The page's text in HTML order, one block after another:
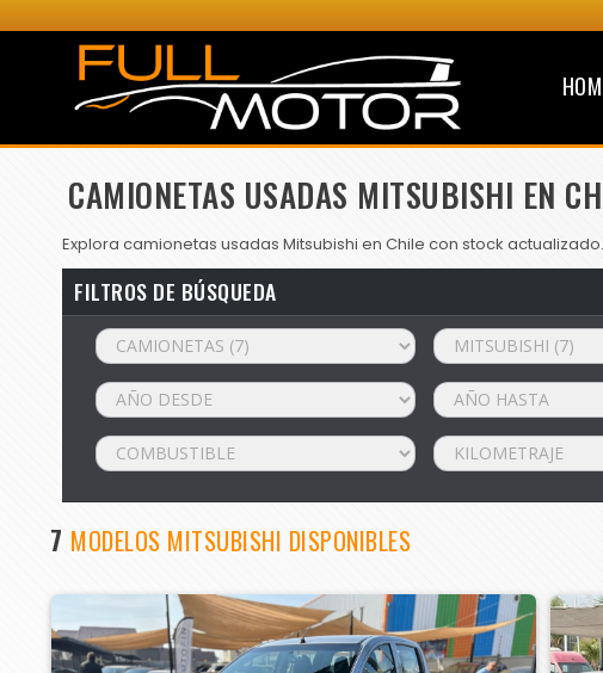
CAMIONETAS USADAS MITSUBISHI EN
Explora camionetas usadas Mitsubishi en Chile con stock
FILTROS DE BÚSQUEDA
7 MODELOS MITSUBISHI DISPONIBLES